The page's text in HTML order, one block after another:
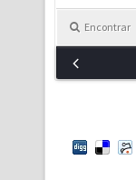
Encontrar